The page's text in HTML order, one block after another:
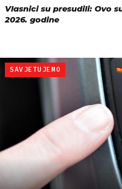
Vlasnici su presudili: Ovo
2026. godine
SAVJETUJEMO